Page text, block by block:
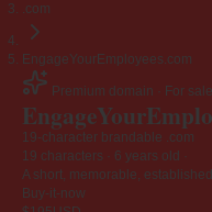
.com
EngageYourEmployees.com
Premium domain · For sale
19-character brandable .com
19 characters · 6 years old
A short, memorable,
Buy-it-now